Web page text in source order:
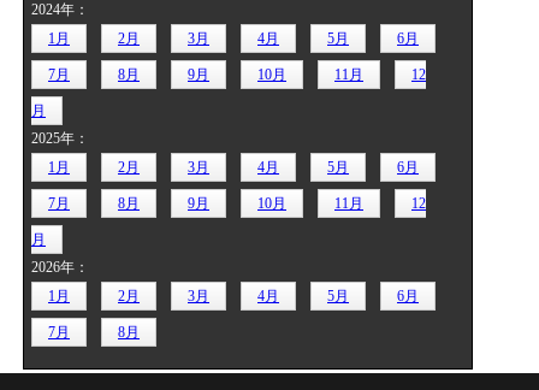
2024年：
1月
2月 3月 4月 5月 6月
7月 8月 9月 10月 11月 12
月
2025年：
1月
2月 3月 4月 5月 6月
7月 8月 9月 10月 11月 12
月
2026年：
1月
2月 3月 4月 5月 6月
7月 8月